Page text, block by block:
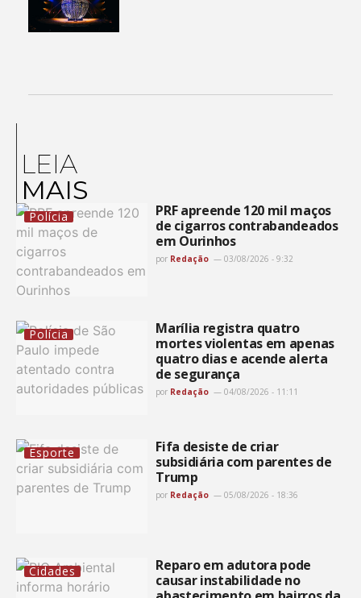
LEIA
MAIS
Polícia
PRF apreende 120 mil maços
de cigarros contrabandeados
em Ourinhos
por Redação 03/08/2026 - 9:32
Polícia
Marília registra quatro
mortes violentas em apenas
quatro dias e acende alerta
de segurança
por Redação 04/08/2026 - 11:11
Esporte
Fifa desiste de criar
subsidiária com parentes de
Trump
por Redação 05/08/2026 - 18:36
Cidades
Reparo em adutora pode
causar instabilidade no